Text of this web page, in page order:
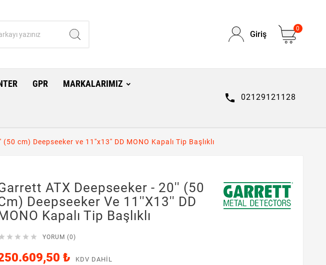
Giriş
0
GPR MARKALARIMIZ
 02129121128
cm) Deepseeker ve 11''x13'' DD MONO Kapalı Tip Başlıklı
ATX Deepseeker - 20'' (50
Deepseeker Ve 11''x13'' DD
Kapalı Tip Başlıklı
    YORUM (0)
₺ KDV DAHIL